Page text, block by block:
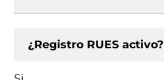
¿Registro RUES activo?